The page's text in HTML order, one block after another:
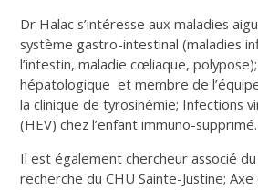
Dr Halac s’intéresse aux maladies
système gastro-intestinal (maladies
l’intestin, maladie cœliaque,
hépatologique et membre de
la clinique de tyrosinémie; Infections
(HEV) chez l’enfant immuno-supprimé.
Il est également chercheur associé
recherche du CHU Sainte-Justine;